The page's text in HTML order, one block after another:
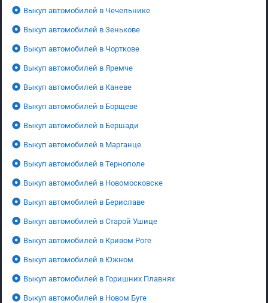
Выкуп автомобилей в Чечельнике
Выкуп автомобилей в Зенькове
Выкуп автомобилей в Чорткове
Выкуп автомобилей в Яремче
Выкуп автомобилей в Каневе
Выкуп автомобилей в Борщеве
Выкуп автомобилей в Бершади
Выкуп автомобилей в Марганце
Выкуп автомобилей в Тернополе
Выкуп автомобилей в Новомосковске
Выкуп автомобилей в Бериславе
Выкуп автомобилей в Старой Ушице
Выкуп автомобилей в Кривом Роге
Выкуп автомобилей в Южном
Выкуп автомобилей в Горишних Плавнях
Выкуп автомобилей в Новом Буге